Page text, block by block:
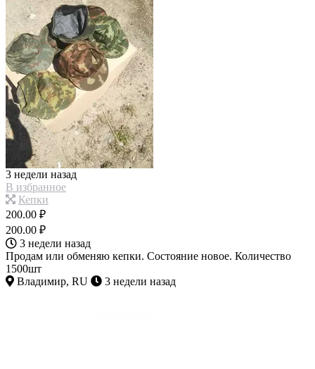
3 недели назад
В избранное
Кепки
200.00 ₽
200.00 ₽
3 недели назад
Продам или обменяю кепки. Состояние новое. Количество
1500шт
Владимир, RU
3 недели назад